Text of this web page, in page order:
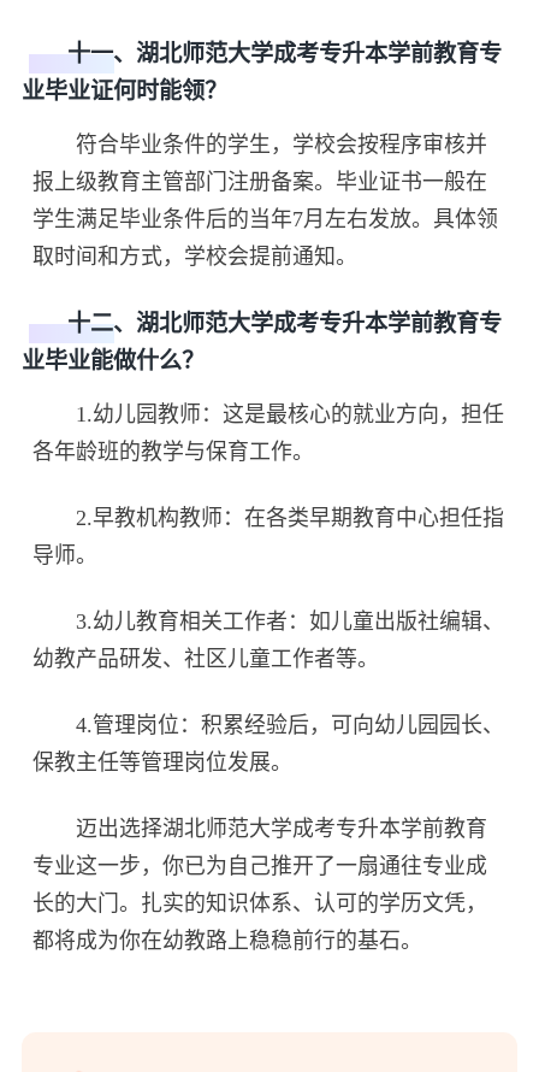
十一、湖北师范大学成考专升本学前教育专
业毕业证何时能领？
符合毕业条件的学生，学校会按程序审核并
报上级教育主管部门注册备案。毕业证书一般在
学生满足毕业条件后的当年7月左右发放。具体领
取时间和方式，学校会提前通知。
十二、湖北师范大学成考专升本学前教育专
业毕业能做什么？
1.幼儿园教师：这是最核心的就业方向，担任
各年龄班的教学与保育工作。
2.早教机构教师：在各类早期教育中心担任指
导师。
3.幼儿教育相关工作者：如儿童出版社编辑、
幼教产品研发、社区儿童工作者等。
4.管理岗位：积累经验后，可向幼儿园园长、
保教主任等管理岗位发展。
迈出选择湖北师范大学成考专升本学前教育
专业这一步，你已为自己推开了一扇通往专业成
长的大门。扎实的知识体系、认可的学历文凭，
都将成为你在幼教路上稳稳前行的基石。